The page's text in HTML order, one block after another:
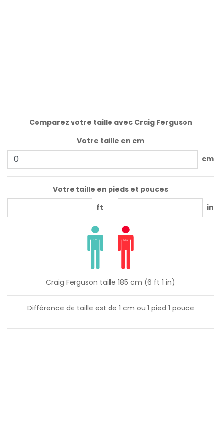
Comparez votre taille avec Craig Ferguson
Votre taille en cm
cm
Votre taille en pieds et pouces
ft
in
Craig Ferguson taille 185 cm (6 ft 1 in)
Différence de taille est de 1 cm ou 1 pied 1 pouce